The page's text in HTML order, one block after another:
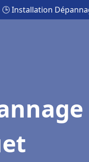
🕒 Installation